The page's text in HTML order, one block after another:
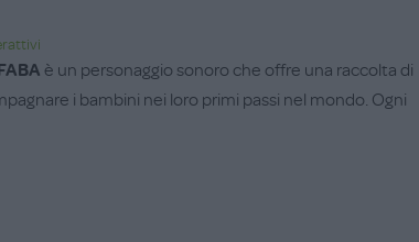
è un personaggio sonoro che offre una raccolta di
i bambini nei loro primi passi nel mondo. Ogni